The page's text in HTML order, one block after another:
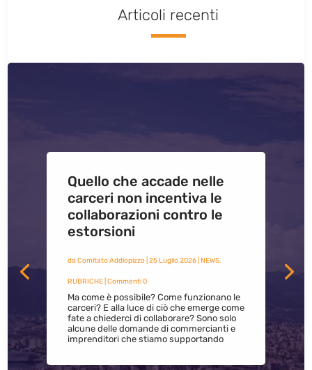
Articoli recenti
Quello che accade nelle
carceri non incentiva le
collaborazioni contro le
estorsioni
da Comitato Addiopizzo| 25 Luglio 2026| NEWS,
RUBRICHE| Commenti 0
Ma come è possibile? Come funzionano le
carceri? E alla luce di ciò che emerge come
fate a chiederci di collaborare? Sono solo
alcune delle domande di commercianti e
imprenditori che stiamo supportando